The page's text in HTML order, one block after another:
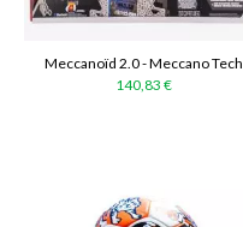
Meccanoïd 2.0 - Meccano Tech
140,83 €